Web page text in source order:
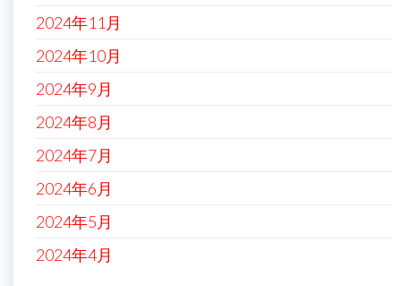
2024年11月
2024年10月
2024年9月
2024年8月
2024年7月
2024年6月
2024年5月
2024年4月